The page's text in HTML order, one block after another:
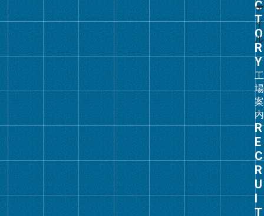
工
場
案
内
ー
プ
リ
ン
ク
グ
ル
ー
プ
リ
ン
ー
ァ
イ
ル